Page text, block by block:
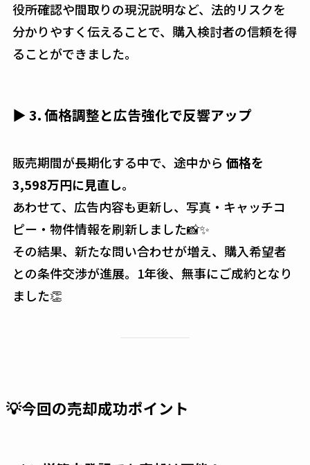
役所確認や間取りの現況説明など、法的リスクを
分かりやすく伝えることで、購入検討者の信頼を得
ることができました。
▶ 3. 価格調整と広告強化で反響アップ
販売期間が長期化する中で、途中から 価格を
3,598万円に見直し。
あわせて、広告内容も更新し、写真・キャッチコ
ピー・物件情報を刷新しました📸✨
その結果、新たな問い合わせが増え、購入希望者
との条件交渉が進展。1年後、無事にご成約となり
ました👏
💡今回の売却成功ポイント